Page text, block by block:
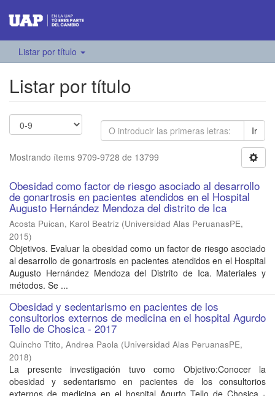
Listar por título
Listar por título
Ir
Mostrando ítems 9709-9728 de 13799
Obesidad como factor de riesgo asociado al desarrollo
de gonartrosis en pacientes atendidos en el Hospital
Augusto Hernández Mendoza del distrito de Ica
Acosta Puican, Karol Beatriz (Universidad Alas PeruanasPE,
2015)
Objetivos. Evaluar la obesidad como un factor de riesgo asociado
al desarrollo de gonartrosis en pacientes atendidos en el Hospital
Augusto Hernández Mendoza del Distrito de Ica. Materiales y
métodos. Se ...
Obesidad y sedentarismo en pacientes de los
consultorios externos de medicina en el hospital Agurdo
Tello de Chosica - 2017
Quincho Ttito, Andrea Paola (Universidad Alas PeruanasPE,
2018)
La presente investigación tuvo como Objetivo:Conocer la
obesidad y sedentarismo en pacientes de los consultorios